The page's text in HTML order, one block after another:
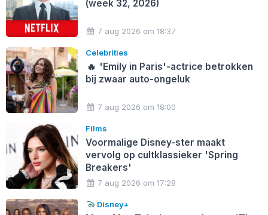
(week 32, 2026)
7 aug 2026 om 18:37
Celebrities
🔥 'Emily in Paris'-actrice betrokken
bij zwaar auto-ongeluk
7 aug 2026 om 18:00
Films
Voormalige Disney-ster maakt
vervolg op cultklassieker 'Spring
Breakers'
7 aug 2026 om 17:28
Disney+